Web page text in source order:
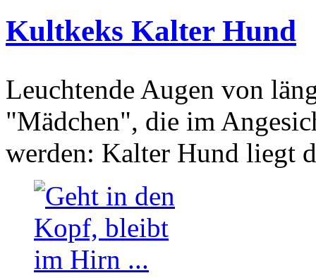
Kultkeks Kalter Hund
Leuchtende Augen von
"Mädchen", die im
werden: Kalter Hund liegt